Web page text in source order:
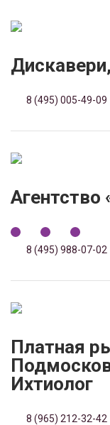
8 (495) 005-49-09
Агентство
8 (495) 988-07-02
Платная
Ихтиолог
8 (965) 212-32-42